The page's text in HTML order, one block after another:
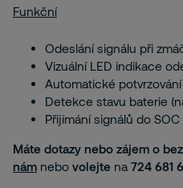
Funkční
Odeslání signálu při
Vizuální LED indikace
Automatické
Detekce stavu baterie
Přijímání signálů do SOC
Máte dotazy nebo zájem o
nám nebo volejte na 724 681